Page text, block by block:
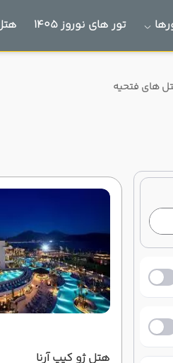
تور های نوروز 1405
های فتحیه
هتل ژو کیپ آرنا